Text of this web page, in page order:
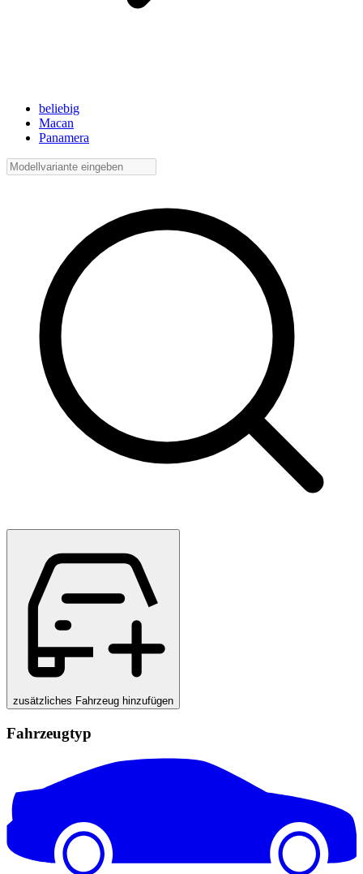
beliebig
Macan
Panamera
zusätzliches Fahrzeug hinzufügen
Fahrzeugtyp